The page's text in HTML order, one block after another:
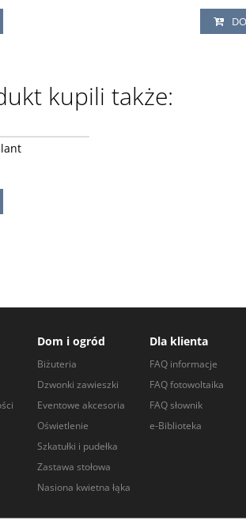
kupili także:
Dom i ogród
Biżuteria
Dzwonki zawieszki
Eventowe akcesoria
Oświetlenie
Szkatułki i pudełka
Zastawa stołowa
Nasiona kwietna łąka
Dla klienta
FAQ informacje
FAQ fotowoltaika
FAQ słownik
e-Biblioteka